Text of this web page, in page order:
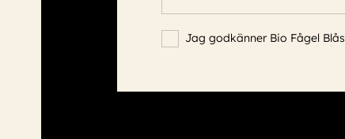
Jag godkänner Bio Fågel Blås